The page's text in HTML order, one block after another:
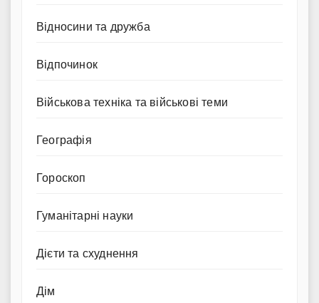
Відносини та дружба
Відпочинок
Військова техніка та військові теми
Географія
Гороскоп
Гуманітарні науки
Дієти та схуднення
Дім